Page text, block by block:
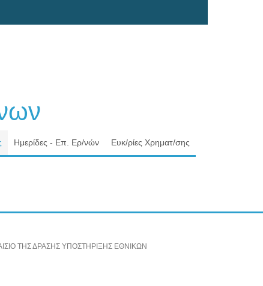
Ημερίδες - Επ. Ερ/νών Ευκ/ρίες Χρηματ/σης
ΤΗΣ ΔΡΑΣΗΣ ΥΠΟΣΤΗΡΙΞΗΣ ΕΘΝΙΚΩΝ